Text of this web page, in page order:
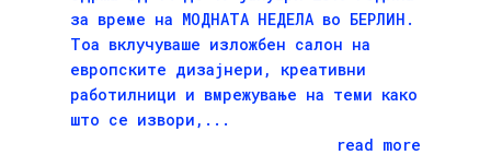
за време на МОДНАТА НЕДЕЛА во БЕРЛИН.
Тоа вклучуваше изложбен салон на
европските дизајнери, креативни
работилници и вмрежување на теми како
што се извори,...
read more